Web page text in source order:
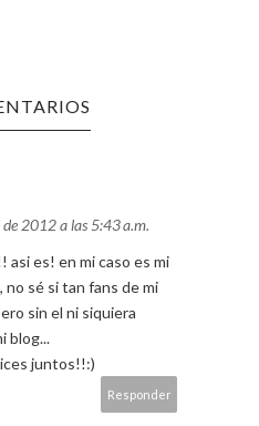
2012 a las 5:43 a.m.
asi es! en mi caso es mi
sé si tan fans de mi
sin el ni siquiera
blog...
juntos!!:)
Responder